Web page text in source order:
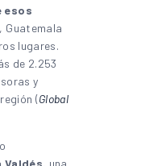
esos
Guatemala
lugares.
de 2.253
y
(Global
Valdés, una